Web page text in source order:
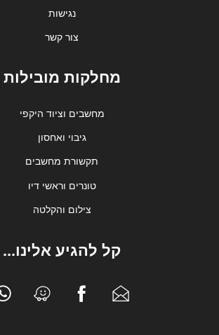
נגישות
צור קשר
מחלקות מובילות
מחשבים וציוד היקפי
גיבוי ואחסון
תקשורת מחשבים
טונרים וראשי דיו
צילום והקלטה
קל להגיע אלינו...